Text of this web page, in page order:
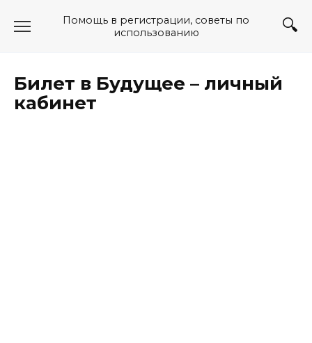
Помощь в регистрации, советы по
использованию
Билет в Будущее – личный
кабинет